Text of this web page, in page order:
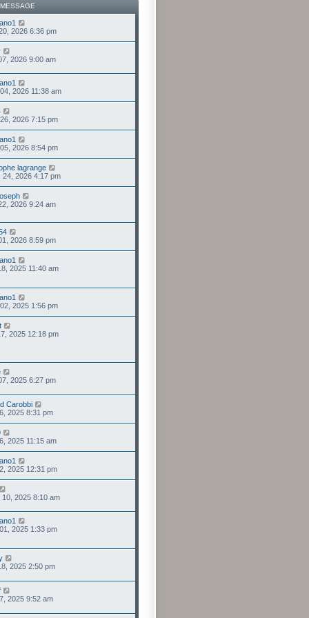
2026 6:36 pm
2026 9:00 am
2026 11:38 am
2026 7:15 pm
2026 8:54 pm
lagrange
24, 2026 4:17 pm
2026 9:24 am
2026 8:59 pm
2025 11:40 am
2025 1:56 pm
2025 12:18 pm
2025 6:27 pm
Carobbi
2025 8:31 pm
2025 11:15 am
2025 12:31 pm
10, 2025 8:10 am
2025 1:33 pm
2025 2:50 pm
2025 9:52 am